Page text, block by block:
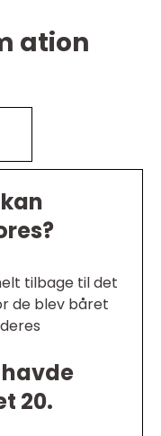
ation
tilbage til det
de blev båret
20.